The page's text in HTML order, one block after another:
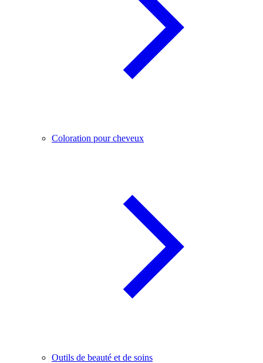
Coloration pour cheveux
Outils de beauté et de soins